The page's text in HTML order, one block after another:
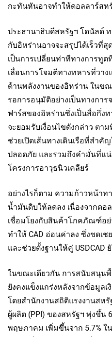
กะทันหันอาจทำให้ดอลลาร์สหรั
ประธานาธิบดีสหรัฐฯ โดนัลด์
กับอิหร่านอาจจะสรุปได้เร็วที่
เป็นการเปลี่ยนท่าทีทางการทู
เลื่อนการโจมตีทางทหารที่วา
ด้านพลังงานของอิหร่าน ในข
รอการอนุมัติอย่างเป็นทางกา
ฟาร์สของอิหร่านซึ่งเป็นสื่อกึ่ง
จะยอมรับเงื่อนไขดังกล่าว ตา
ช่วยเปิดเส้นทางเดินเรือที่สำ
ปลอดภัย และรวมถึงคำมั่นที่แ
โครงการอาวุธนิวเคลียร์
อย่างไรก็ตาม ความก้าวหน้า
น้ำมันดิบให้ลดลง เนื่องจากดอ
เชื่อมโยงกับสินค้าโภคภัณฑ์อ
ทำให้ CAD อ่อนค่าลง ซึ่งชดเ
และช่วยตั้งฐานให้คู่ USDCAD
ในขณะเดียวกัน การสนับสนุน
ยังคงแข็งแกร่งหลังจากข้อมูลเ
โดยสำนักงานสถิติแรงงานสห
ผู้ผลิต (PPI) ของสหรัฐฯ พุ่งขึ้น
พฤษภาคม เพิ่มขึ้นจาก 5.7% ใ